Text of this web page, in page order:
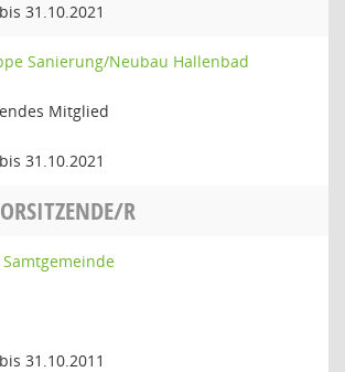
31.10.2021
Sanierung/Neubau Hallenbad
Mitglied
31.10.2021
R
31.10.2011